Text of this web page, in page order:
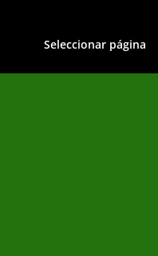
Seleccionar página